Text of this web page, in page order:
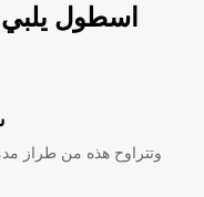
اسطول يلبي
وتتراوح هذه من طراز